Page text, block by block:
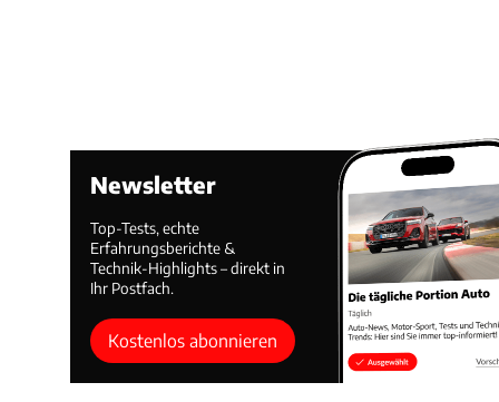
Newsletter
Top-Tests, echte
Erfahrungsberichte &
Technik-Highlights – direkt in
Ihr Postfach.
Kostenlos abonnieren